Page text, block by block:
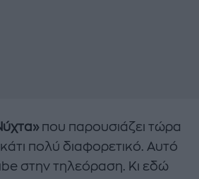
που παρουσιάζει τώρα
πολύ διαφορετικό. Αυτό
στην τηλεόραση. Κι εδώ